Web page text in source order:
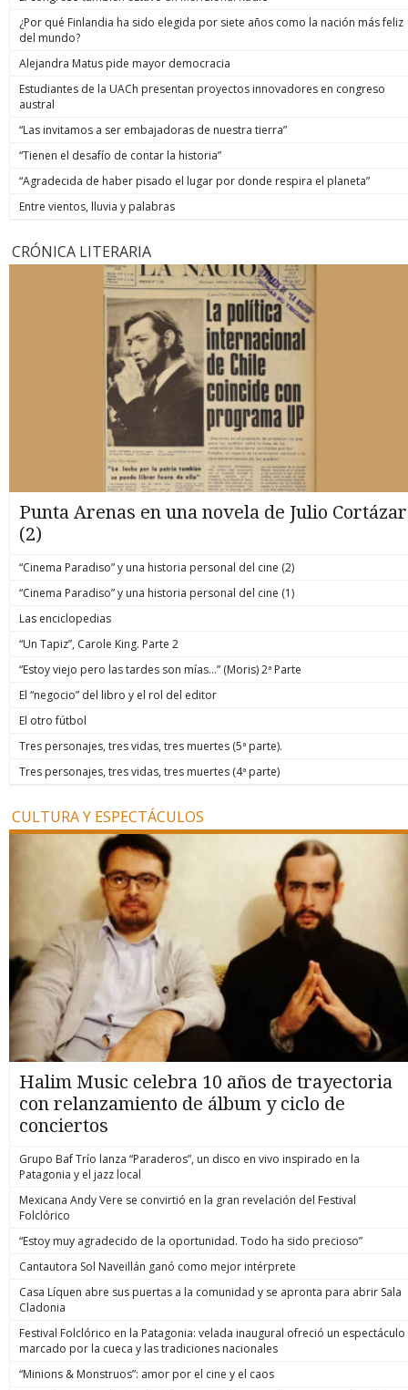
¿Por qué Finlandia ha sido elegida por siete años como la nación más feliz
del mundo?
Alejandra Matus pide mayor democracia
Estudiantes de la UACh presentan proyectos innovadores en congreso
austral
“Las invitamos a ser embajadoras de nuestra tierra”
“Tienen el desafío de contar la historia”
“Agradecida de haber pisado el lugar por donde respira el planeta”
Entre vientos, lluvia y palabras
CRÓNICA LITERARIA
Punta Arenas en una novela de Julio Cortázar
(2)
“Cinema Paradiso” y una historia personal del cine (2)
“Cinema Paradiso” y una historia personal del cine (1)
Las enciclopedias
“Un Tapiz”, Carole King. Parte 2
“Estoy viejo pero las tardes son mías…” (Moris) 2ª Parte
El “negocio” del libro y el rol del editor
El otro fútbol
Tres personajes, tres vidas, tres muertes (5ª parte).
Tres personajes, tres vidas, tres muertes (4ª parte)
CULTURA Y ESPECTÁCULOS
Halim Music celebra 10 años de trayectoria
con relanzamiento de álbum y ciclo de
conciertos
Grupo Baf Trío lanza “Paraderos”, un disco en vivo inspirado en la
Patagonia y el jazz local
Mexicana Andy Vere se convirtió en la gran revelación del Festival
Folclórico
“Estoy muy agradecido de la oportunidad. Todo ha sido precioso”
Cantautora Sol Naveillán ganó como mejor intérprete
Casa Líquen abre sus puertas a la comunidad y se apronta para abrir Sala
Cladonia
Festival Folclórico en la Patagonia: velada inaugural ofreció un espectáculo
marcado por la cueca y las tradiciones nacionales
“Minions & Monstruos”: amor por el cine y el caos